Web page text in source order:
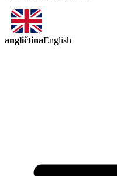
angličtinaEnglish